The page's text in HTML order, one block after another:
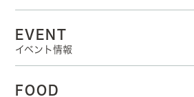
EVENT
イベント情報
FOOD